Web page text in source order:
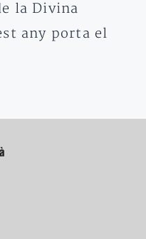
la Divina
any porta el